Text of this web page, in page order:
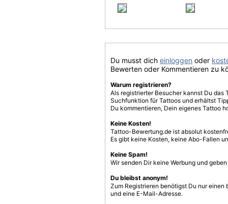
Du musst dich einloggen oder
Bewerten oder Kommentieren zu
Warum registrieren?
Als registrierter Besucher kannst Du
Suchfunktion für Tattoos und erhältst
Du kommentieren, Dein eigenes Tattoo
Keine Kosten!
Tattoo-Bewertung.de ist absolut
Es gibt keine Kosten, keine Abo-Fallen
Keine Spam!
Wir senden Dir keine Werbung und
Du bleibst anonym!
Zum Registrieren benötigst Du nur einen
und eine E-Mail-Adresse.